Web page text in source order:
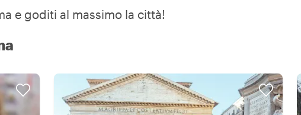
e goditi al massimo la città!